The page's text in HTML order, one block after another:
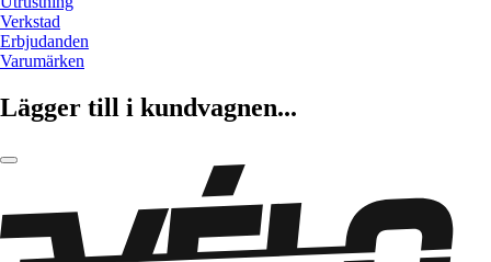
Verkstad
Erbjudanden
Varumärken
Lägger till i kundvagnen...